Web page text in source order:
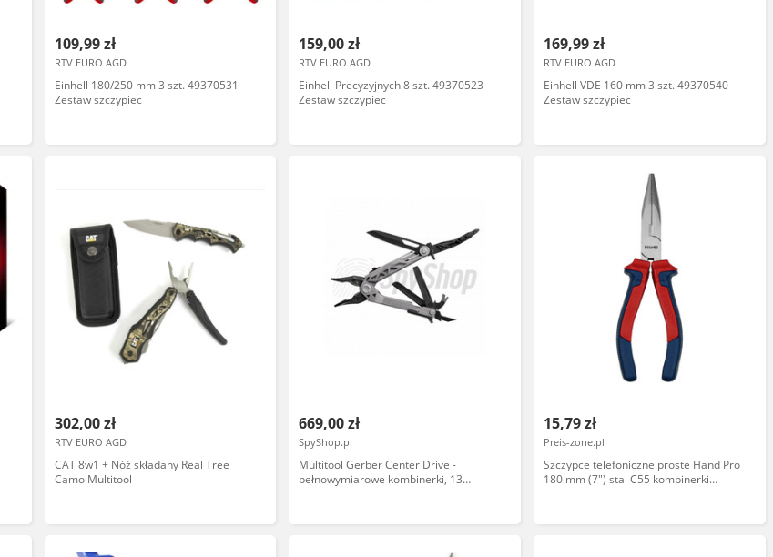
109,99 zł
RTV EURO AGD
Einhell 180/250 mm 3 szt. 49370531
Zestaw szczypiec
159,00 zł
RTV EURO AGD
Einhell Precyzyjnych 8 szt. 49370523
Zestaw szczypiec
169,99 zł
RTV EURO AGD
Einhell VDE 160 mm 3 szt. 49370540
Zestaw szczypiec
302,00 zł
RTV EURO AGD
CAT 8w1 + Nóż składany Real Tree
Camo Multitool
669,00 zł
SpyShop.pl
Multitool Gerber Center Drive -
pełnowymiarowe kombinerki, 13
15,79 zł
Preis-zone.pl
Szczypce telefoniczne proste Hand Pro
180 mm (7") stal C55 kombinerki